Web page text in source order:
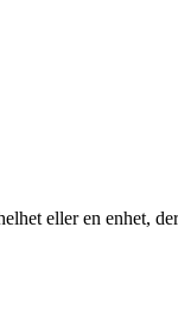
eller en enhet,